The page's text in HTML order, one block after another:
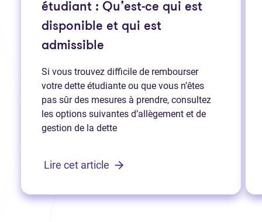
étudiant : Qu’est-ce qui est
disponible et qui est
admissible
Si vous trouvez difficile de rembourser
votre dette étudiante ou que vous n’êtes
pas sûr des mesures à prendre, consultez
les options suivantes d’allègement et de
gestion de la dette
Lire cet article